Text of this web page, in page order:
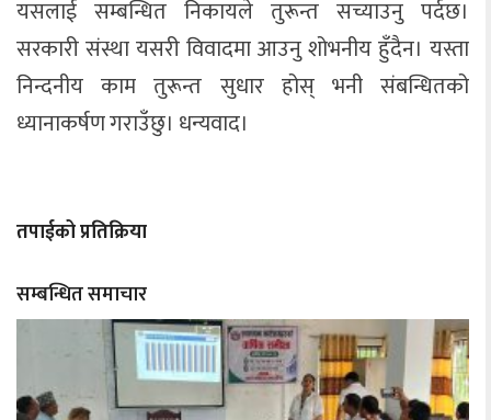
यसलाई सम्बन्धित निकायले तुरून्त सच्याउनु पर्दछ।
सरकारी संस्था यसरी विवादमा आउनु शोभनीय हुँदैन। यस्ता
निन्दनीय काम तुरून्त सुधार होस् भनी संबन्धितको
ध्यानाकर्षण गराउँछु। धन्यवाद।
तपाईको प्रतिक्रिया
सम्बन्धित समाचार